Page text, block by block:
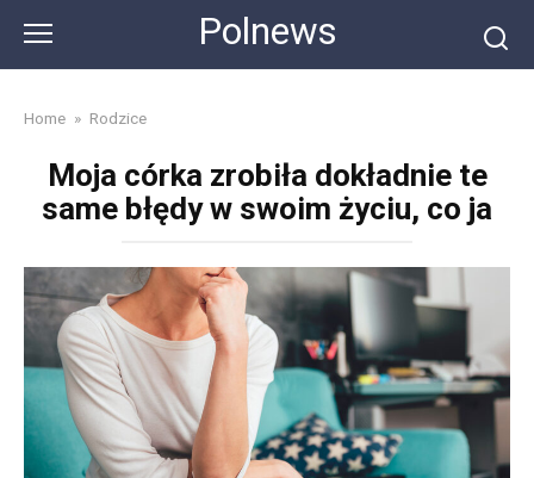
content
Polnews
Home » Rodzice
Moja córka zrobiła dokładnie te
same błędy w swoim życiu, co ja